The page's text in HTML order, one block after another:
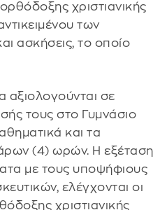
χριστιανικής
των
ασκήσεις, το οποίο
αξιολογούνται σε
τους στο Γυμνάσιο
και τα
(4) ωρών. Η εξέταση
με τους υποψήφιους
ελέγχονται οι
χριστιανικής